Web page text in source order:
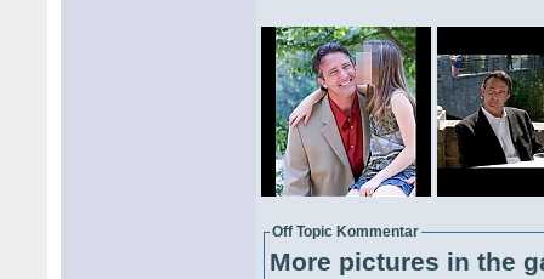
Off Topic Kommentar
More pictures in the